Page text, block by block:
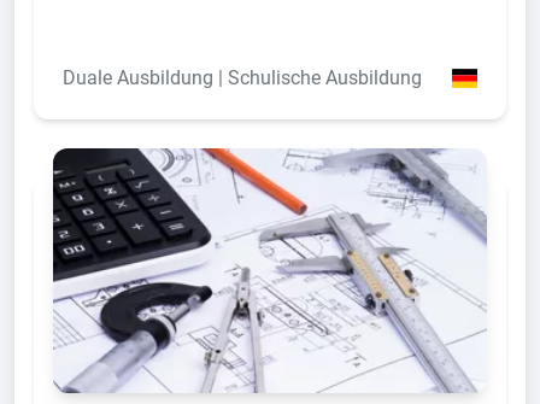
Duale Ausbildung | Schulische Ausbildung